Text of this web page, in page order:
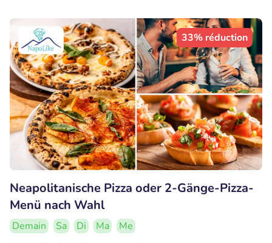
33% réduction
Neapolitanische Pizza oder 2-Gänge-Pizza-
Menü nach Wahl
Demain Sa Di Ma
Me